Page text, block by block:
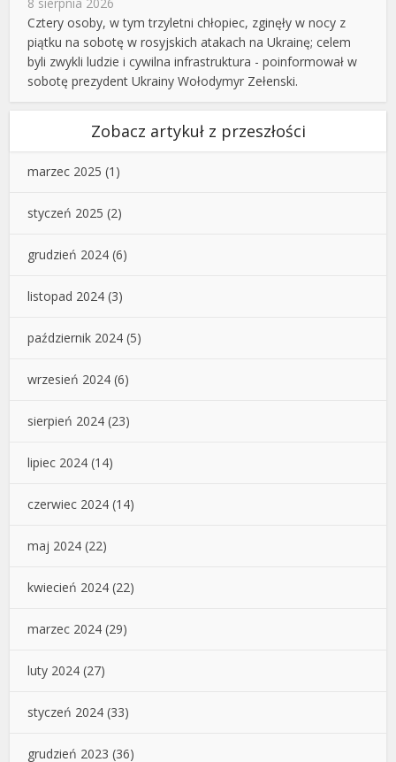
Cztery osoby, w tym trzyletni chłopiec, zginęły w nocy z
piątku na sobotę w rosyjskich atakach na Ukrainę; celem
byli zwykli ludzie i cywilna infrastruktura - poinformował w
sobotę prezydent Ukrainy Wołodymyr Zełenski.
Zobacz artykuł z przeszłości
marzec 2025 (1)
styczeń 2025 (2)
grudzień 2024 (6)
listopad 2024 (3)
październik 2024 (5)
wrzesień 2024 (6)
sierpień 2024 (23)
lipiec 2024 (14)
czerwiec 2024 (14)
maj 2024 (22)
kwiecień 2024 (22)
marzec 2024 (29)
luty 2024 (27)
styczeń 2024 (33)
grudzień 2023 (36)